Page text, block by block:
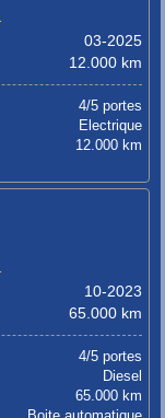
03-2025
12.000 km
4/5 portes
Electrique
12.000 km
10-2023
65.000 km
4/5 portes
Diesel
65.000 km